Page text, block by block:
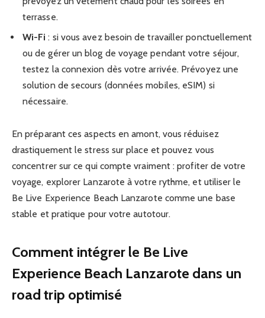
terrasse.
Wi-Fi : si vous avez besoin de travailler ponctuellement
ou de gérer un blog de voyage pendant votre séjour,
testez la connexion dès votre arrivée. Prévoyez une
solution de secours (données mobiles, eSIM) si
nécessaire.
En préparant ces aspects en amont, vous réduisez
drastiquement le stress sur place et pouvez vous
concentrer sur ce qui compte vraiment : profiter de votre
voyage, explorer Lanzarote à votre rythme, et utiliser le
Be Live Experience Beach Lanzarote comme une base
stable et pratique pour votre autotour.
Comment intégrer le Be Live
Experience Beach Lanzarote dans un
road trip optimisé